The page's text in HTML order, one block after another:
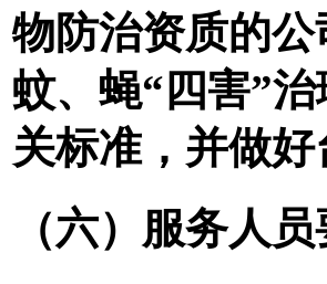
物防治资质的
蚊、蝇“四害”
关标准，并做
（六） 服务人员